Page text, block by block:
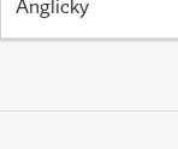
Anglicky